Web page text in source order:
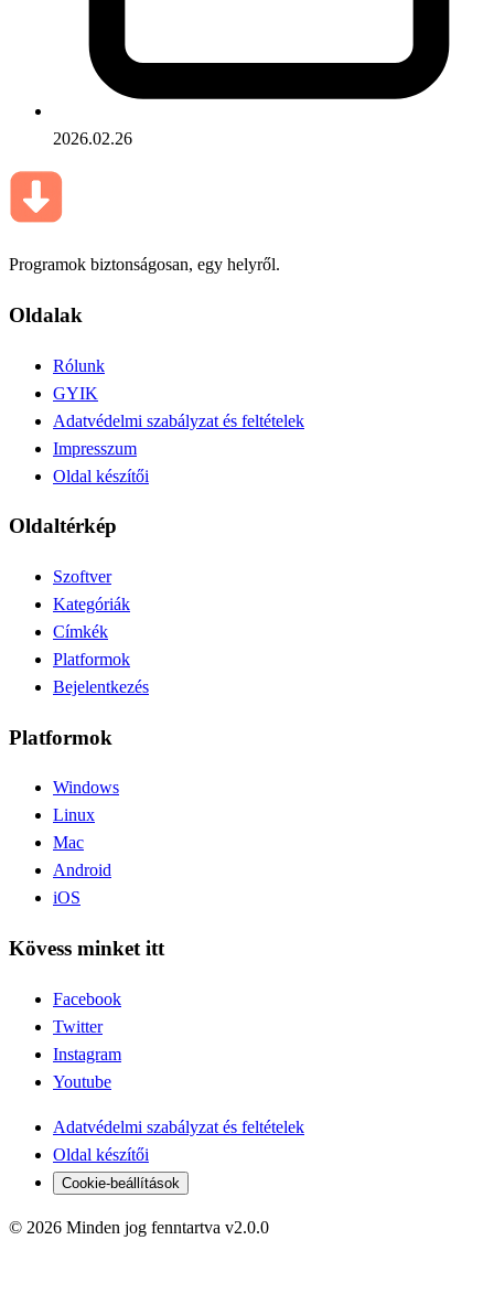
2026.02.26
Programok biztonságosan, egy helyről.
Oldalak
Rólunk
GYIK
Adatvédelmi szabályzat és feltételek
Impresszum
Oldal készítői
Oldaltérkép
Szoftver
Kategóriák
Címkék
Platformok
Bejelentkezés
Platformok
Windows
Linux
Mac
Android
iOS
Kövess minket itt
Facebook
Twitter
Instagram
Youtube
Adatvédelmi szabályzat és feltételek
Oldal készítői
Cookie-beállítások
© 2026 Minden jog fenntartva v2.0.0